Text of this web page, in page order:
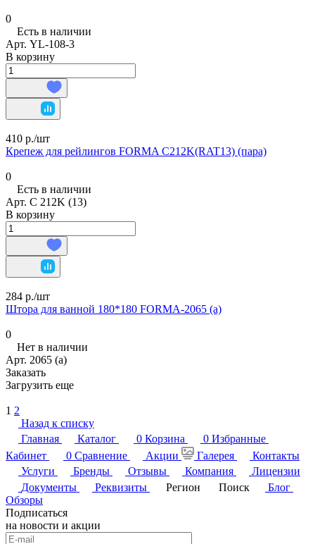
0
Есть в наличии
Арт. YL-108-3
В корзину
410 р./шт
Крепеж для рейлингов FORMA C212K(RAT13) (пара)
0
Есть в наличии
Арт. C 212K (13)
В корзину
284 р./шт
Штора для ванной 180*180 FORMA-2065 (а)
0
Нет в наличии
Арт. 2065 (а)
Заказать
Загрузить еще
1 2
Назад к списку
Главная
Каталог 0 Корзина 0 Избранные
Кабинет
0 Сравнение Акции Галерея
Контакты
Услуги
Бренды Отзывы Компания
Лицензии
Документы
Реквизиты Регион Поиск
Блог
Обзоры
Подписаться
на новости и акции